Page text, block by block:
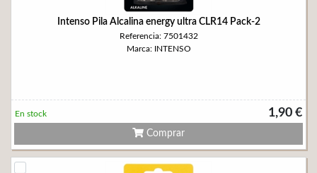
Intenso Pila Alcalina energy ultra CLR14 Pack-2
Referencia: 7501432
Marca: INTENSO
1,90 €
En stock
Comprar